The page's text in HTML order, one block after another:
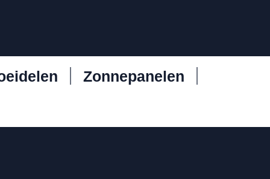
Zonnepanelen